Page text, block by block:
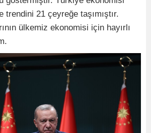
trendini 21 çeyreğe taşımıştır.
ülkemiz ekonomisi için hayırlı